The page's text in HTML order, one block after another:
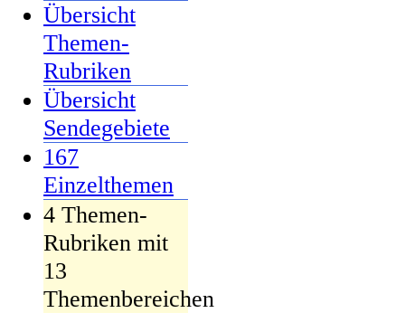
Übersicht
Themen-
Rubriken
Übersicht
Sendegebiete
167
Einzelthemen
4 Themen-
Rubriken mit
13
Themenbereichen